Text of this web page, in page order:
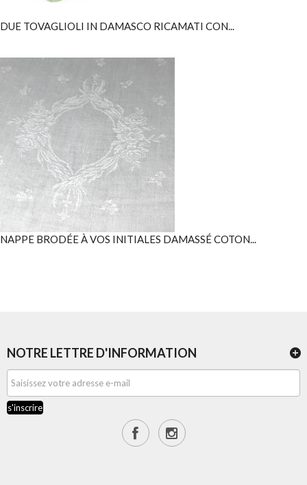
DUE TOVAGLIOLI IN DAMASCO RICAMATI CON...
NAPPE BRODÉE À VOS INITIALES DAMASSÉ COTON...
NOTRE LETTRE D'INFORMATION
s'inscrire